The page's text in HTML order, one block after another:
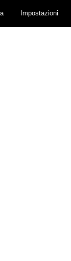
Impostazioni